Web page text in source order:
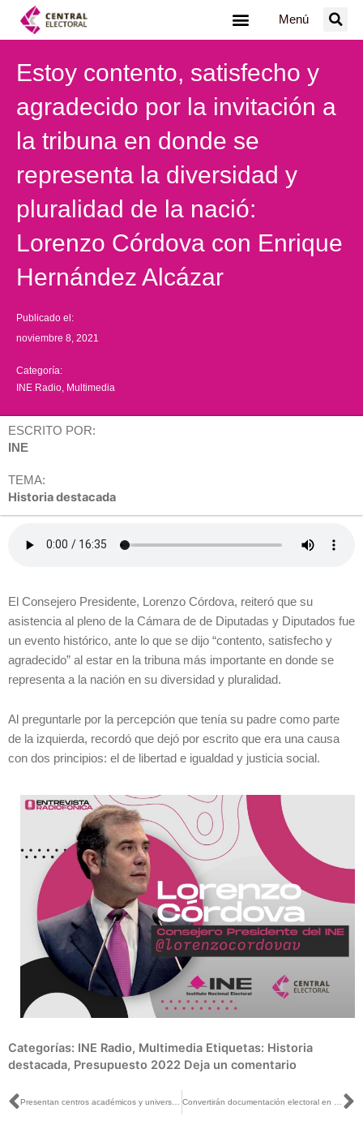
Menú
Estoy contento, satisfecho y
agradecido por la invitación a
la tribuna en donde se
representa la diversidad y
pluralidad de la nació:
Lorenzo Córdova con Enrique
Hernández Alcázar
Publicado el:
noviembre 8, 2021
Categoría:
INE Radio Multimedia
ESCRITO POR:
INE
TEMA:
Historia destacada
El Consejero Presidente, Lorenzo Córdova, reiteró que su
asistencia al pleno de la Cámara de de Diputadas y Diputados fue
un evento histórico, ante lo que se dijo “contento, satisfecho y
agradecido” al estar en la tribuna más importante en donde se
representa a la nación en su diversidad y pluralidad.
Al preguntarle por la percepción que tenía su padre como parte
de la izquierda, recordó que dejó por escrito que era una causa
con dos principios: el de libertad e igualdad y justicia social.
Categorías: INE Radio, Multimedia Etiquetas: Historia
destacada, Presupuesto 2022 Deja un comentario
Ant Presentan centros académicos y universidades investigaciones apoyadas por el Fondo de Apoyo a la Observación Electoral 2021 Convertirán documentación electoral en libros de texto: INE Tabasco